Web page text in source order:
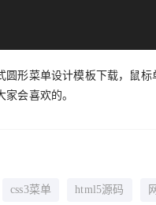
圆形菜单设计模板下载，鼠
会喜欢的。
css3菜单 html5源码